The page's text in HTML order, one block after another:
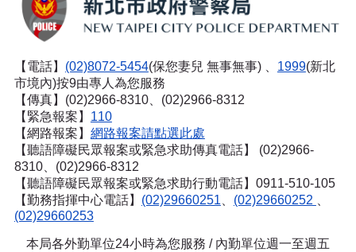
【電話】 (02)8072-5454(保您妻兒 無事無事) 、 1999(新北
市境內)按9由專人為您服務
【傳真】(02)2966-8310、(02)2966-8312
【緊急報案】 110
【網路報案】 網路報案請點選此處
【聽語障礙民眾報案或緊急求助傳真電話】
(02)2966-
8310、(02)2966-8312
【聽語障礙民眾報案或緊急求助行動電話】0911-510-105
【勤務指揮中心電話】 (02)29660251 (02)29660252
(02)29660253
本局各外勤單位24小時為您服務 / 內勤單位週一至週五